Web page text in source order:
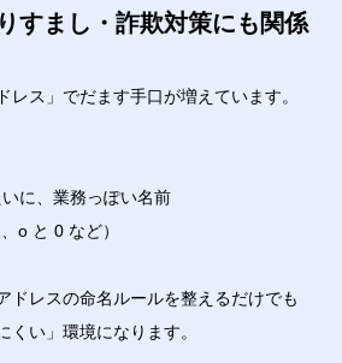
すまし・詐欺対策にも関係
レス」でだます手口が増えています。
に、業務っぽい名前
o と 0 など）
ドレスの命名ルールを整えるだけでも
くい」環境になります。